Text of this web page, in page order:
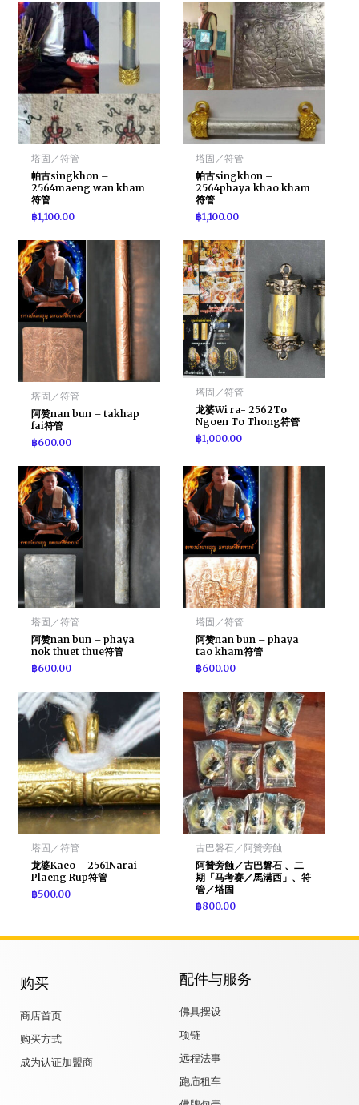
塔固／符管
帕古singkhon –
2564maeng wan kham
符管
฿1,100.00
塔固／符管
帕古singkhon –
2564phaya khao kham
符管
฿1,100.00
塔固／符管
阿赞nan bun – takhap
fai符管
฿600.00
塔固／符管
龙婆Wi ra- 2562To
Ngoen To Thong符管
฿1,000.00
塔固／符管
阿赞nan bun – phaya
nok thuet thue符管
฿600.00
塔固／符管
阿赞nan bun – phaya
tao kham符管
฿600.00
塔固／符管
龙婆Kaeo – 2561Narai
Plaeng Rup符管
฿500.00
古巴磐石／阿贊旁蝕
阿贊旁蝕／古巴磐石 、二
期「马考赛／馬溝西」、符
管／塔固
฿800.00
购买
商店首页
购买方式
成为认证加盟商
配件与服务
佛具摆设
项链
远程法事
跑庙租车